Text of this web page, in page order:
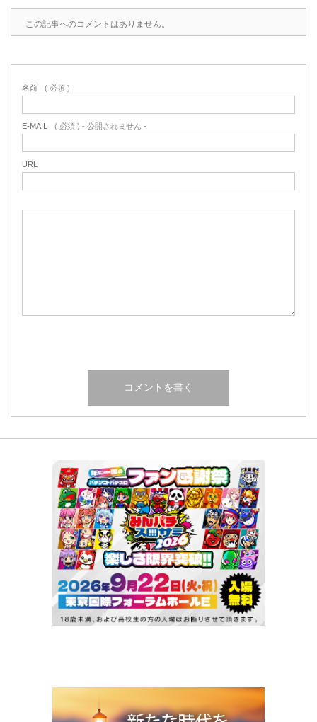
この記事へのコメントはありません。
名前 ( 必須 )
E-MAIL ( 必須 ) - 公開されません -
URL